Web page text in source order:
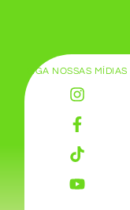
SIGA NOSSAS MÍDIAS